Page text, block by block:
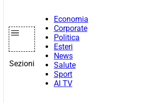
Sezioni
Economia
Corporate
Politica
Esteri
News
Salute
Sport
AI TV